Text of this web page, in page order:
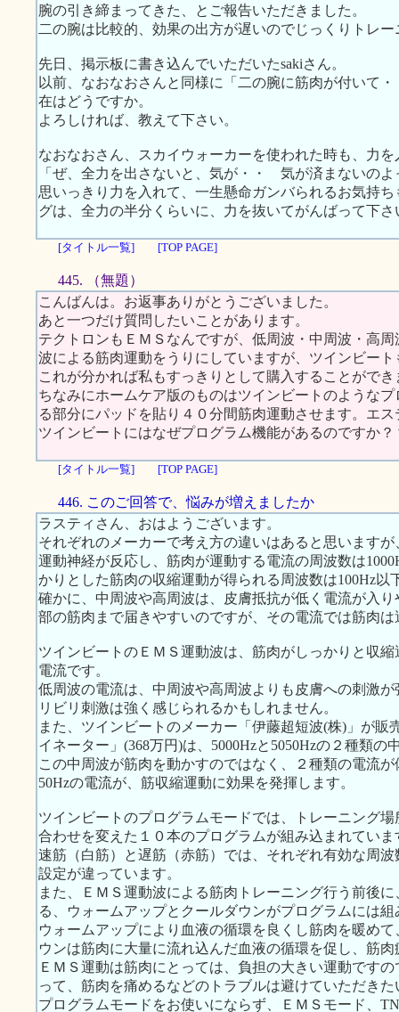
腕の引き締まってきた、とご報告いただきました。
二の腕は比較的、効果の出方が遅いのでじっくりトレ
先日、掲示板に書き込んでいただいたsakiさん。
以前、なおなおさんと同様に「二の腕に筋肉が付いて
在はどうですか。
よろしければ、教えて下さい。
なおなおさん、スカイウォーカーを使われた時も、力
「ぜ、全力を出さないと、気が・・ 気が済まないのよ
思いっきり力を入れて、一生懸命ガンバられるお気持
グは、全力の半分くらいに、力を抜いてがんばって下さ
[タイトル一覧] [TOP PAGE]
445. （無題）
こんばんは。お返事ありがとうございました。
あと一つだけ質問したいことがあります。
テクトロンもＥＭＳなんですが、低周波・中周波・高
波による筋肉運動をうりにしていますが、ツインビー
これが分かれば私もすっきりとして購入することができ
ちなみにホームケア版のものはツインビートのような
る部分にパッドを貼り４０分間筋肉運動させます。エ
ツインビートにはなぜプログラム機能があるのですか？
[タイトル一覧] [TOP PAGE]
446. このご回答で、悩みが増えましたか
ラスティさん、おはようございます。
それぞれのメーカーで考え方の違いはあると思います
運動神経が反応し、筋肉が運動する電流の周波数は
かりとした筋肉の収縮運動が得られる周波数は100Hz以
確かに、中周波や高周波は、皮膚抵抗が低く電流が入
部の筋肉まで届きやすいのですが、その電流では筋肉
ツインビートのＥＭＳ運動波は、筋肉がしっかりと収
電流です。
低周波の電流は、中周波や高周波よりも皮膚への刺激
リビリ刺激は強く感じられるかもしれません。
また、ツインビートのメーカー「伊藤超短波(株)」が
イネーター」(368万円)は、5000Hzと5050Hzの２種類の
この中周波が筋肉を動かすのではなく、２種類の電流
50Hzの電流が、筋収縮運動に効果を発揮します。
ツインビートのプログラムモードでは、トレーニング
合わせを変えた１０本のプログラムが組み込まれていま
速筋（白筋）と遅筋（赤筋）では、それぞれ有効な周
設定が違っています。
また、ＥＭＳ運動波による筋肉トレーニング行う前後
る、ウォームアップとクールダウンがプログラムには
ウォームアップにより血液の循環を良くし筋肉を暖め
ウンは筋肉に大量に流れ込んだ血液の循環を促し、筋
ＥＭＳ運動は筋肉にとっては、負担の大きい運動です
って、筋肉を痛めるなどのトラブルは避けていただき
プログラムモードをお使いにならず、ＥＭＳモード、